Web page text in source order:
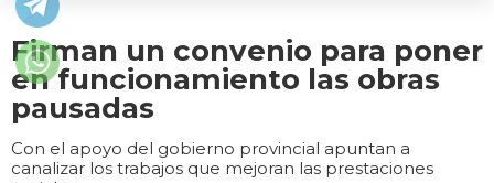
Firman un convenio para poner
en funcionamiento las obras
pausadas
Con el apoyo del gobierno provincial apuntan a
canalizar los trabajos que mejoran las prestaciones